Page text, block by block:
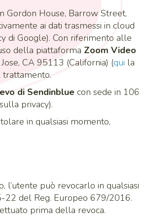
Gordon House, Barrow Street,
ai dati trasmessi in cloud
di Google). Con riferimento alle
della piattaforma Zoom Video
CA 95113 (California) (qui la
trattamento.
di Sendinblue con sede in 106
privacy).
in qualsiasi momento,
l’utente può revocarlo in qualsiasi
22 del Reg. Europeo 679/2016.
prima della revoca.